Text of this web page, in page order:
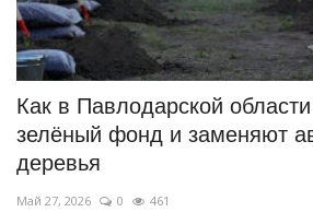
Как в Павлодарской
зелёный фонд и заменяют
деревья
Май 27, 2026 0 461